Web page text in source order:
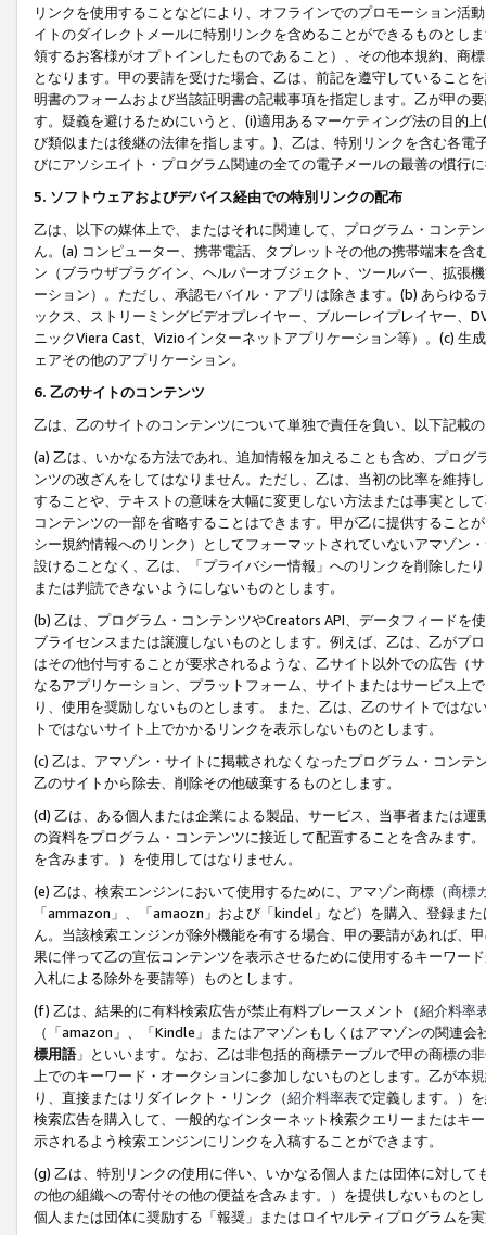
リンクを使用することなどにより、オフラインでのプロモーション活
イトのダイレクトメールに特別リンクを含めることができるものとし
領するお客様がオプトインしたものであること）、その他本規約、商
となります。甲の要請を受けた場合、乙は、前記を遵守していること
明書のフォームおよび当該証明書の記載事項を指定します。乙が甲の
す。疑義を避けるためにいうと、(i)適用あるマーケティング法の目的
び類似または後継の法律を指します。)、乙は、特別リンクを含む各
びにアソシエイト・プログラム関連の全ての電子メールの最善の慣行
5. ソフトウェアおよびデバイス経由での特別リンクの配布
乙は、以下の媒体上で、またはそれに関連して、プログラム・コンテ
ん。(a) コンピューター、携帯電話、タブレットその他の携帯端末を
ン（ブラウザプラグイン、ヘルパーオブジェクト、ツールバー、拡張
ーション）。ただし、承認モバイル・アプリは除きます。(b) あらゆ
ックス、ストリーミングビデオプレイヤー、ブルーレイプレイヤー、
ニックViera Cast、Vizioインターネットアプリケーション等）。(c)
ェアその他のアプリケーション。
6. 乙のサイトのコンテンツ
乙は、乙のサイトのコンテンツについて単独で責任を負い、以下記載
(a) 乙は、いかなる方法であれ、追加情報を加えることも含め、プロ
ンツの改ざんをしてはなりません。ただし、乙は、当初の比率を維持
することや、テキストの意味を大幅に変更しない方法または事実とし
コンテンツの一部を省略することはできます。甲が乙に提供すること
シー規約情報へのリンク）としてフォーマットされていないアマゾン
設けることなく、乙は、「プライバシー情報」へのリンクを削除した
または判読できないようにしないものとします。
(b) 乙は、プログラム・コンテンツやCreators API、データフィード
ブライセンスまたは譲渡しないものとします。例えば、乙は、乙がプ
はその他付与することが要求されるような、乙サイト以外での広告（
なるアプリケーション、プラットフォーム、サイトまたはサービス上
り、使用を奨励しないものとします。 また、乙は、乙のサイトでは
トではないサイト上でかかるリンクを表示しないものとします。
(c) 乙は、アマゾン・サイトに掲載されなくなったプログラム・コン
乙のサイトから除去、削除その他破棄するものとします。
(d) 乙は、ある個人または企業による製品、サービス、当事者または
の資料をプログラム・コンテンツに接近して配置することを含みます
を含みます。）を使用してはなりません。
(e) 乙は、検索エンジンにおいて使用するために、アマゾン商標（商標
「ammazon」、「amaozn」および「kindel」など）を購入、登録ま
ん。当該検索エンジンが除外機能を有する場合、甲の要請があれば、
果に伴って乙の宣伝コンテンツを表示させるために使用するキーワー
入札による除外を要請等）ものとします。
(f) 乙は、結果的に有料検索広告が禁止有料プレースメント（紹介料率
（「amazon」、「Kindle」またはアマゾンもしくはアマゾンの関連
標用語」といいます。なお、乙は非包括的商標テーブルで甲の商標の
上でのキーワード・オークションに参加しないものとします。乙が本
り、直接またはリダイレクト・リンク（紹介料率表で定義します。）
検索広告を購入して、一般的なインターネット検索クエリーまたはキ
示されるよう検索エンジンにリンクを入稿することができます。
(g) 乙は、特別リンクの使用に伴い、いかなる個人または団体に対し
の他の組織への寄付その他の便益を含みます。）を提供しないものと
個人または団体に奨励する「報奨」またはロイヤルティプログラムを